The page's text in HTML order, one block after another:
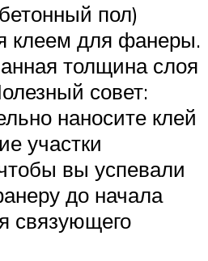
пол)
клеем для фанеры.
толщина слоя
совет:
наносите клей
участки
вы успевали
до начала
связующего